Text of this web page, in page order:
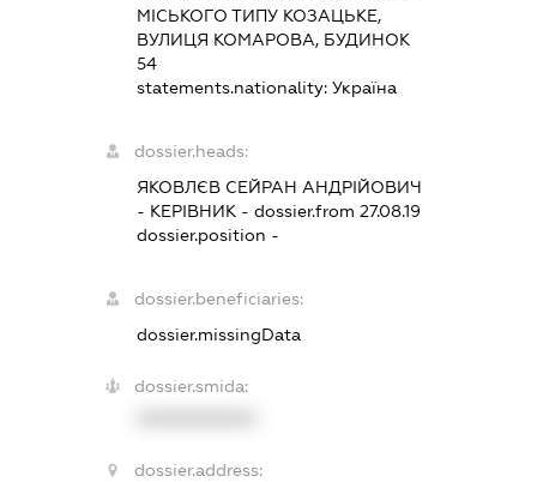
МІСЬКОГО ТИПУ КОЗАЦЬКЕ,
ВУЛИЦЯ КОМАРОВА, БУДИНОК
54
statements.nationality:Україна
dossier.heads:
ЯКОВЛЄВ СЕЙРАН АНДРІЙОВИЧ
- КЕРІВНИК - dossier.from 27.08.19
dossier.position -
dossier.beneficiaries:
dossier.missingData
dossier.smida:
dossier.address: